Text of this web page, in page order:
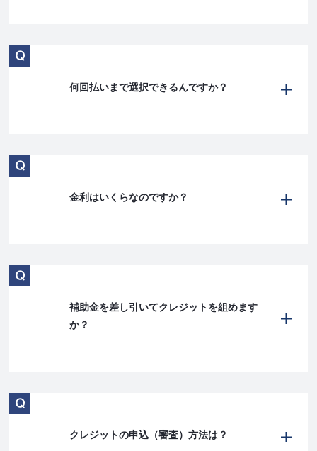
何回払いまで選択できるんですか？
金利はいくらなのですか？
補助金を差し引いてクレジットを組めます
か？
クレジットの申込（審査）方法は？